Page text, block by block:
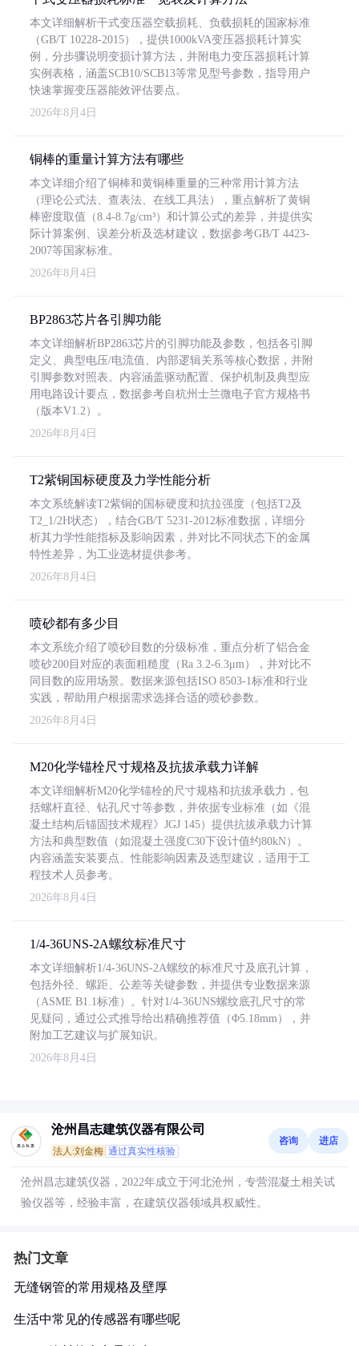
本文详细解析干式变压器空载损耗、负载损耗的国家标准
（GB/T 10228-2015），提供1000kVA变压器损耗计算实
例，分步骤说明变损计算方法，并附电力变压器损耗计算
实例表格，涵盖SCB10/SCB13等常见型号参数，指导用户
快速掌握变压器能效评估要点。
2026年8月4日
铜棒的重量计算方法有哪些
本文详细介绍了铜棒和黄铜棒重量的三种常用计算方法
（理论公式法、查表法、在线工具法），重点解析了黄铜
棒密度取值（8.4-8.7g/cm³）和计算公式的差异，并提供实
际计算案例、误差分析及选材建议，数据参考GB/T 4423-
2007等国家标准。
2026年8月4日
BP2863芯片各引脚功能
本文详细解析BP2863芯片的引脚功能及参数，包括各引脚
定义、典型电压/电流值、内部逻辑关系等核心数据，并附
引脚参数对照表。内容涵盖驱动配置、保护机制及典型应
用电路设计要点，数据参考自杭州士兰微电子官方规格书
（版本V1.2）。
2026年8月4日
T2紫铜国标硬度及力学性能分析
本文系统解读T2紫铜的国标硬度和抗拉强度（包括T2及
T2_1/2H状态），结合GB/T 5231-2012标准数据，详细分
析其力学性能指标及影响因素，并对比不同状态下的金属
特性差异，为工业选材提供参考。
2026年8月4日
喷砂都有多少目
本文系统介绍了喷砂目数的分级标准，重点分析了铝合金
喷砂200目对应的表面粗糙度（Ra 3.2-6.3μm），并对比不
同目数的应用场景。数据来源包括ISO 8503-1标准和行业
实践，帮助用户根据需求选择合适的喷砂参数。
2026年8月4日
M20化学锚栓尺寸规格及抗拔承载力详解
本文详细解析M20化学锚栓的尺寸规格和抗拔承载力，包
括螺杆直径、钻孔尺寸等参数，并依据专业标准（如《混
凝土结构后锚固技术规程》JGJ 145）提供抗拔承载力计算
方法和典型数值（如混凝土强度C30下设计值约80kN）。
内容涵盖安装要点、性能影响因素及选型建议，适用于工
程技术人员参考。
2026年8月4日
1/4-36UNS-2A螺纹标准尺寸
本文详细解析1/4-36UNS-2A螺纹的标准尺寸及底孔计算，
包括外径、螺距、公差等关键参数，并提供专业数据来源
（ASME B1.1标准）。针对1/4-36UNS螺纹底孔尺寸的常
见疑问，通过公式推导给出精确推荐值（Φ5.18mm），并
附加工艺建议与扩展知识。
2026年8月4日
沧州昌志建筑仪器有限公司
法人:刘金梅 通过真实性核验
咨询 进店
沧州昌志建筑仪器，2022年成立于河北沧州，专营混凝土相关试
验仪器等，经验丰富，在建筑仪器领域具权威性。
热门文章
无缝钢管的常用规格及壁厚
生活中常见的传感器有哪些呢